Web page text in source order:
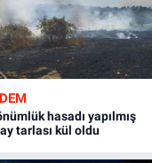
hasadı yapılmış
tarlası kül oldu